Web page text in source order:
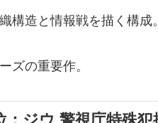
構造と情報戦を描く構成。
ズの重要作。